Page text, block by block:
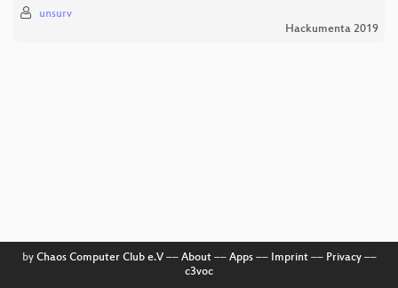
unsurv
Hackumenta 2019
by Chaos Computer Club e.V–– About–– Apps–– Imprint–– Privacy––
c3voc